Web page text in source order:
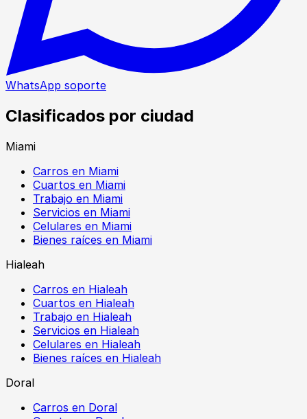
WhatsApp soporte
Clasificados por ciudad
Miami
Carros en Miami
Cuartos en Miami
Trabajo en Miami
Servicios en Miami
Celulares en Miami
Bienes raíces en Miami
Hialeah
Carros en Hialeah
Cuartos en Hialeah
Trabajo en Hialeah
Servicios en Hialeah
Celulares en Hialeah
Bienes raíces en Hialeah
Doral
Carros en Doral